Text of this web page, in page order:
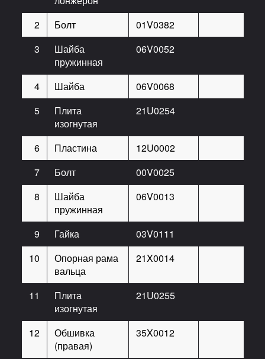
2 Болт 01V0382
3
Шайба
пружинная
06V0052
4 Шайба 06V0068
5
Плита
изогнутая
21U0254
6 Пластина 12U0002
7
Болт 00V0025
8
Шайба
пружинная
06V0013
9 Гайка 03V0111
10
Опорная рама
вальца
21X0014
11
Плита
изогнутая
21U0255
12
Обшивка
(правая)
35X0012